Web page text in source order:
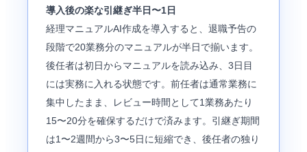
導入後の楽な引継ぎ半日〜1日
経理マニュアルAI作成を導入すると、退職予告の
段階で20業務分のマニュアルが半日で揃います。
後任者は初日からマニュアルを読み込み、3日目
には実務に入れる状態です。前任者は通常業務に
集中したまま、レビュー時間として1業務あたり
15〜20分を確保するだけで済みます。引継ぎ期間
は1〜2週間から3〜5日に短縮でき、後任者の独り